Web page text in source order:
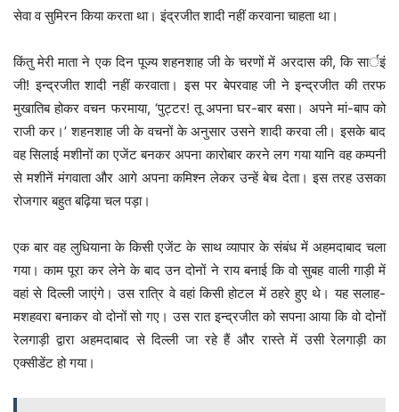
सेवा व सुमिरन किया करता था। इंद्रजीत शादी नहीं करवाना चाहता था।
किंतु मेरी माता ने एक दिन पूज्य शहनशाह जी के चरणों में अरदास की, कि सार्इं
जी! इन्द्रजीत शादी नहीं करवाता। इस पर बेपरवाह जी ने इन्द्रजीत की तरफ
मुखातिब होकर वचन फरमाया, ‘पुट्टर! तू अपना घर-बार बसा। अपने मां-बाप को
राजी कर।’ शहनशाह जी के वचनों के अनुसार उसने शादी करवा ली। इसके बाद
वह सिलाई मशीनों का एजेंट बनकर अपना कारोबार करने लग गया यानि वह कम्पनी
से मशीनें मंगवाता और आगे अपना कमिश्न लेकर उन्हें बेच देता। इस तरह उसका
रोजगार बहुत बढ़िया चल पड़ा।
एक बार वह लुधियाना के किसी एजेंट के साथ व्यापार के संबंध में अहमदाबाद चला
गया। काम पूरा कर लेने के बाद उन दोनों ने राय बनाई कि वो सुबह वाली गाड़ी में
वहां से दिल्ली जाएंगे। उस रात्रि वे वहां किसी होटल में ठहरे हुए थे। यह सलाह-
मशहवरा बनाकर वो दोनों सो गए। उस रात इन्द्रजीत को सपना आया कि वो दोनों
रेलगाड़ी द्वारा अहमदाबाद से दिल्ली जा रहे हैं और रास्ते में उसी रेलगाड़ी का
एक्सीडेंट हो गया।